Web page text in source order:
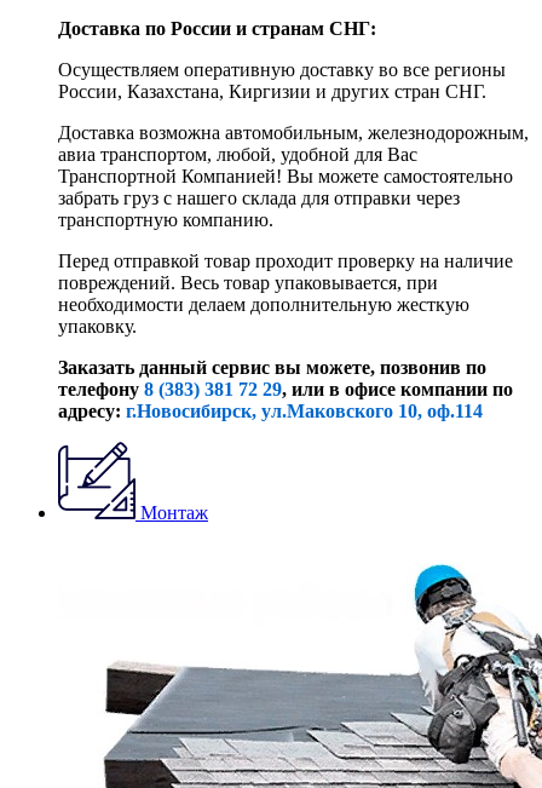
Доставка по России и странам СНГ:
Осуществляем оперативную доставку во все регионы
России, Казахстана, Киргизии и других стран СНГ.
Доставка возможна автомобильным, железнодорожным,
авиа транспортом, любой, удобной для Вас
Транспортной Компанией! Вы можете самостоятельно
забрать груз с нашего склада для отправки через
транспортную компанию.
Перед отправкой товар проходит проверку на наличие
повреждений. Весь товар упаковывается, при
необходимости делаем дополнительную жесткую
упаковку.
Заказать данный сервис вы можете, позвонив по
телефону 8 (383) 381 72 29, или в офисе компании по
адресу: г.Новосибирск, ул.Маковского 10, оф.114
Монтаж